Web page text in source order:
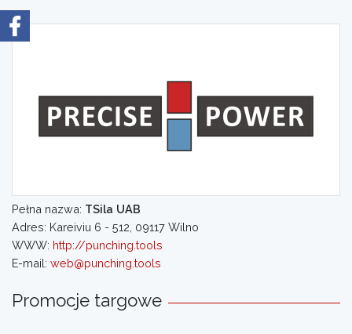
Pełna nazwa: TSila UAB
Adres: Kareiviu 6 - 512, 09117 Wilno
WWW: http://punching.tools
E-mail: web@punching.tools
Promocje targowe